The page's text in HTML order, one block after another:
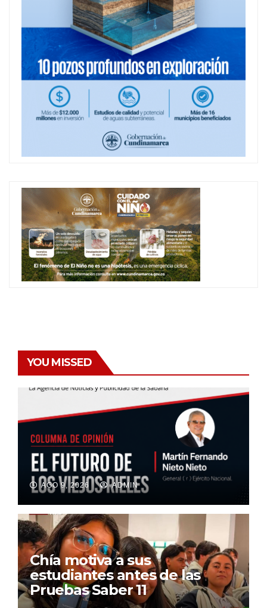
YOU MISSED
AGO 9, 2026 ADMIN
Chía motiva a sus
estudiantes antes de las
Pruebas Saber 11